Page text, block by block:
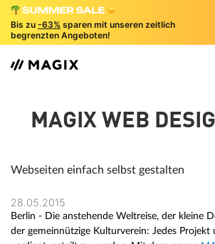
Bis zu -63% sparen mit unseren zeitlich
begrenzten Angeboten!
MAGIX WEB
Webseiten einfach selbst gestalten
28.05.2015
Berlin - Die anstehende Weltreise, der kleine
der gemeinnützige Kulturverein: Jedes Projekt